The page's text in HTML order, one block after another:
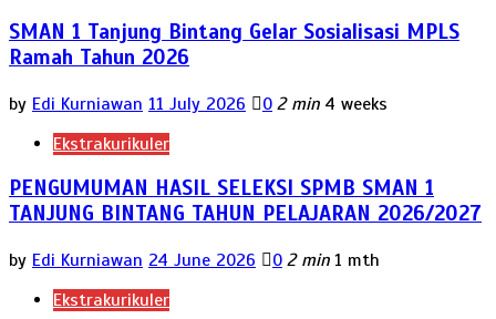
SMAN 1 Tanjung Bintang Gelar Sosialisasi MPLS
Ramah Tahun 2026
by Edi Kurniawan 11 July 2026 0 2 min 4 weeks
Ekstrakurikuler
PENGUMUMAN HASIL SELEKSI SPMB SMAN 1
TANJUNG BINTANG TAHUN PELAJARAN 2026/2027
by Edi Kurniawan 24 June 2026 0 2 min 1 mth
Ekstrakurikuler